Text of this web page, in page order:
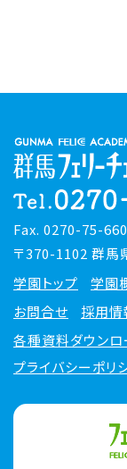
Fax. 0270-75-
〒370-1102 群馬
プライバシーポリ
学園トップ 学園
お問合せ
採用情
各種資料ダウンロ